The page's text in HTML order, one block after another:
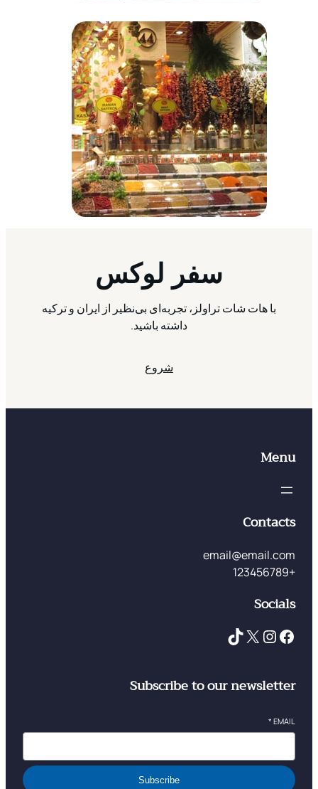
سفر لوکس
با هات شات تراولز، تجربه‌ای بی‌نظیر از ایران و ترکیه
داشته باشید.
شروع
Menu
Contacts
email@email.com
+123456789
Socials
Facebook
Instagram
X
TikTok
Subscribe to our newsletter
EMAIL
*
Subscribe